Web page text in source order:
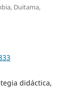
Duitama,
didáctica,